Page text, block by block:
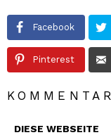
Facebook
Pinterest
DIESE WEBSEITE